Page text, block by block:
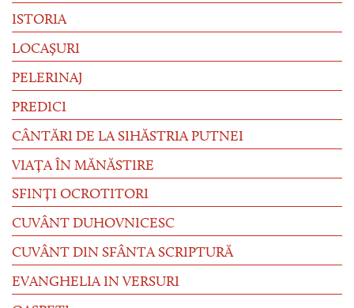
ISTORIA
LOCAȘURI
PELERINAJ
PREDICI
CÂNTĂRI DE LA SIHĂSTRIA PUTNEI
VIAȚA ÎN MĂNĂSTIRE
SFINȚI OCROTITORI
CUVÂNT DUHOVNICESC
CUVÂNT DIN SFÂNTA SCRIPTURĂ
EVANGHELIA IN VERSURI